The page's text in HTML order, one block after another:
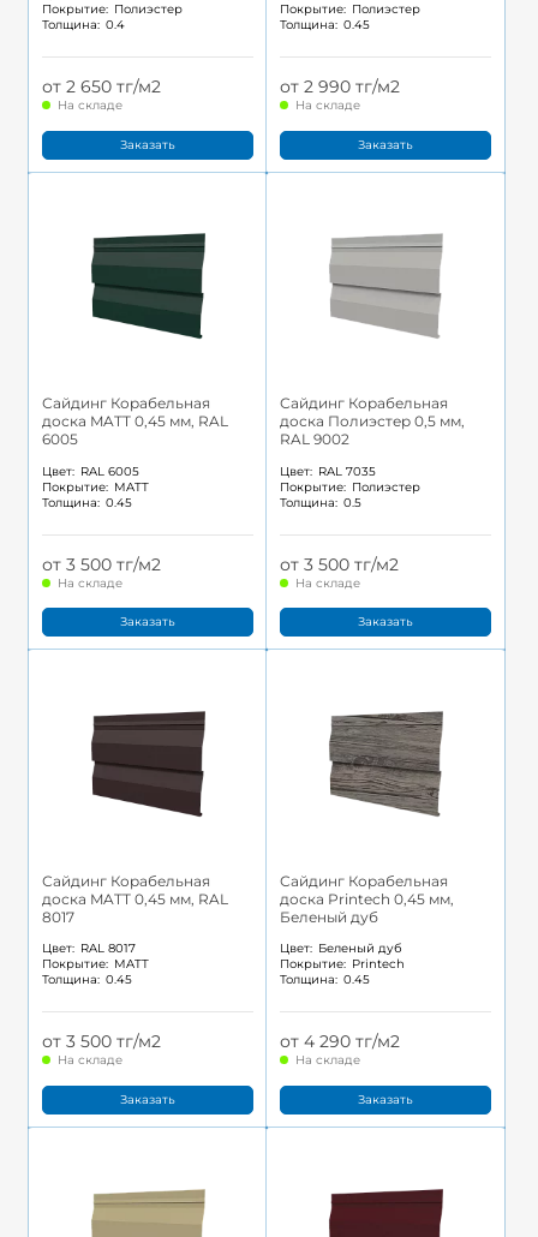
Покрытие: Полиэстер
Толщина: 0.4
от 2 650 тг/м2
На складе
Заказать
Покрытие: Полиэстер
Толщина: 0.45
от 2 990 тг/м2
На складе
Заказать
Сайдинг Корабельная
доска MATT 0,45 мм, RAL
6005
Цвет: RAL 6005
Покрытие: MATT
Толщина: 0.45
от 3 500 тг/м2
На складе
Заказать
Сайдинг Корабельная
доска Полиэстер 0,5 мм,
RAL 9002
Цвет: RAL 7035
Покрытие: Полиэстер
Толщина: 0.5
от 3 500 тг/м2
На складе
Заказать
Сайдинг Корабельная
доска MATT 0,45 мм, RAL
8017
Цвет: RAL 8017
Покрытие: MATT
Толщина: 0.45
от 3 500 тг/м2
На складе
Заказать
Сайдинг Корабельная
доска Printech 0,45 мм,
Беленый дуб
Цвет: Беленый дуб
Покрытие: Printech
Толщина: 0.45
от 4 290 тг/м2
На складе
Заказать